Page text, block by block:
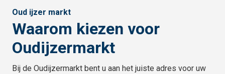
Oud ijzer markt
Waarom kiezen voor
Oudijzermarkt
Bij de Oudijzermarkt bent u aan het juiste adres voor uw